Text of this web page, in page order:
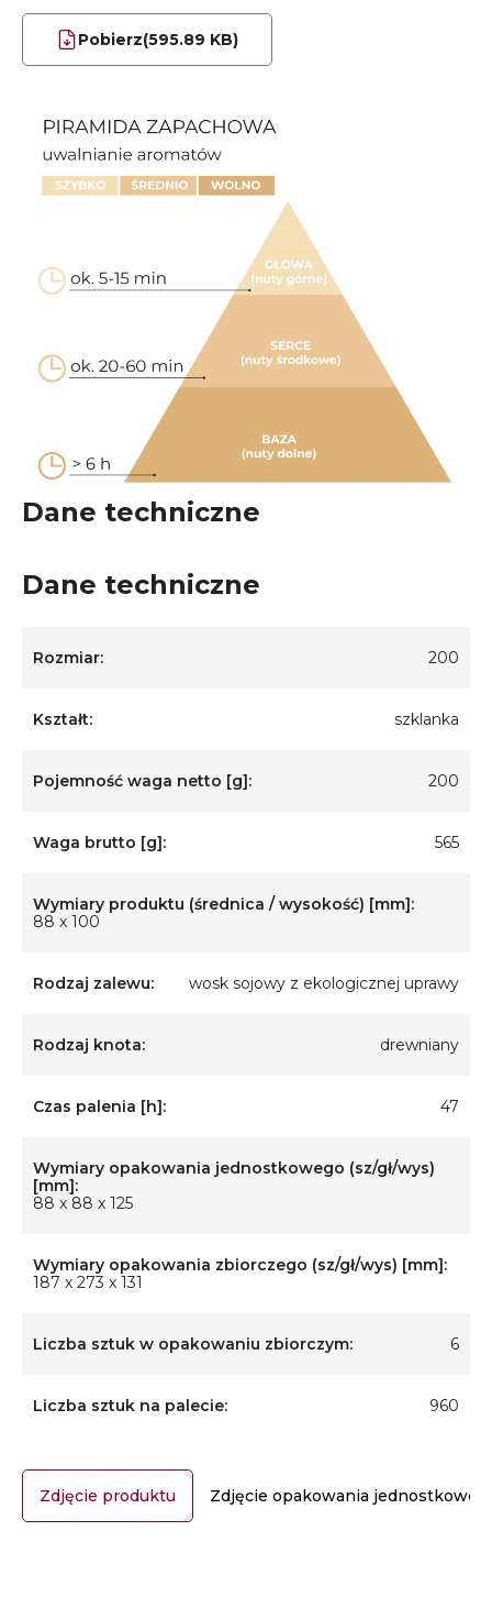
Pobierz(595.89 KB)
Dane techniczne
Dane techniczne
Rozmiar: 200
Kształt: szklanka
Pojemność waga netto [g]: 200
Waga brutto [g]: 565
Wymiary produktu (średnica / wysokość) [mm]:
88 x 100
Rodzaj zalewu: wosk sojowy z ekologicznej uprawy
Rodzaj knota: drewniany
Czas palenia [h]: 47
Wymiary opakowania jednostkowego (sz/gł/wys)
[mm]:
88 x 88 x 125
Wymiary opakowania zbiorczego (sz/gł/wys) [mm]:
187 x 273 x 131
Liczba sztuk w opakowaniu zbiorczym: 6
Liczba sztuk na palecie: 960
Zdjęcie produktu Zdjęcie opakowania